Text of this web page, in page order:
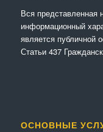
Вся представленная
информационный
является публичной
Статьи 437
ОСНОВНЫЕ